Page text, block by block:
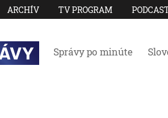
ARCHÍV TV PROGRAM
Správy po minúte